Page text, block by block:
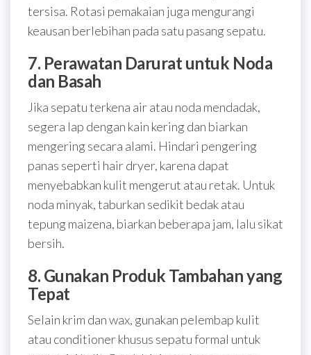
tersisa. Rotasi pemakaian juga mengurangi
keausan berlebihan pada satu pasang sepatu.
7. Perawatan Darurat untuk Noda
dan Basah
Jika sepatu terkena air atau noda mendadak,
segera lap dengan kain kering dan biarkan
mengering secara alami. Hindari pengering
panas seperti hair dryer, karena dapat
menyebabkan kulit mengerut atau retak. Untuk
noda minyak, taburkan sedikit bedak atau
tepung maizena, biarkan beberapa jam, lalu sikat
bersih.
8. Gunakan Produk Tambahan yang
Tepat
Selain krim dan wax, gunakan pelembap kulit
atau conditioner khusus sepatu formal untuk